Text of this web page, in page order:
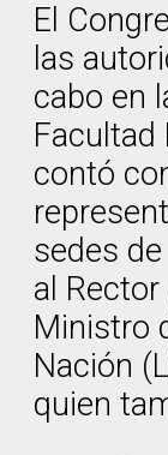
El
las
cabo en
Facultad
contó
sedes
al Rector
Ministro
Nación
quien